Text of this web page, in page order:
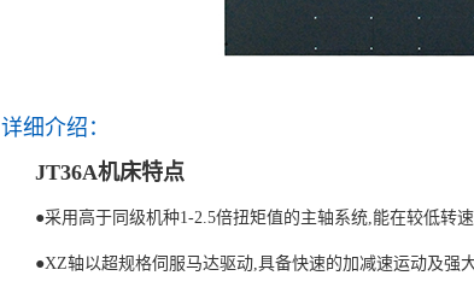
详细介绍：
JT36A机床特点
●采用高于同级机种1-2.5倍扭矩值的主轴系统,能在较低转
●XZ轴以超规格伺服马达驱动,具备快速的加减速运动及强